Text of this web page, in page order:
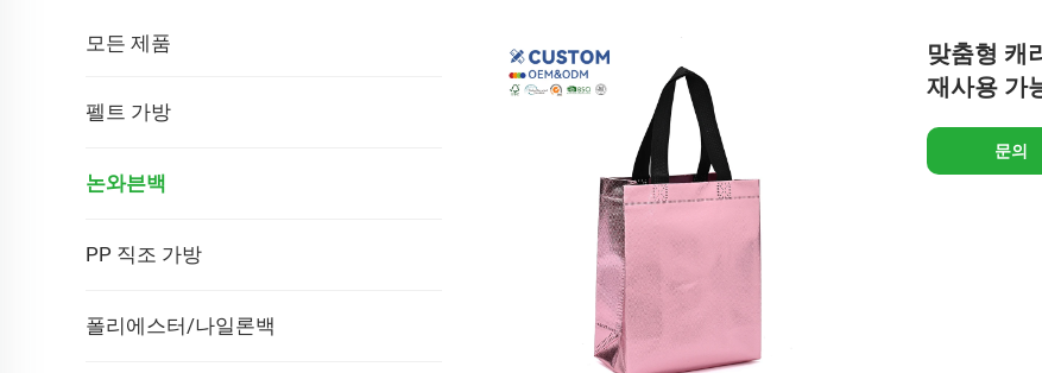
모든 제품
펠트 가방
논와븐백
PP 직조 가방
폴리에스터/나일론백
맞춤형 캐
재사용 가
문의